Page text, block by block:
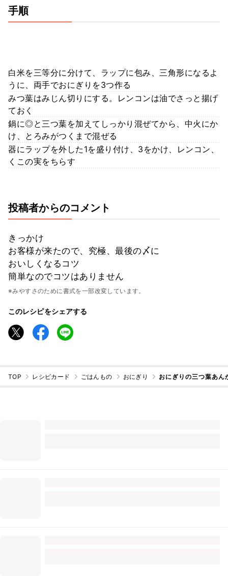
手順
白米を三等分に分けて、ラップに包み、三角形になるよ
うに、両手でおにぎりを3つ作る
みつ葉はみじん切りにする。レンコンは油でさっと揚げ
ておく
鍋に◎と三つ葉を加えてしっかり混ぜてから、中火にか
け、とろみがつくまで混ぜる
器にラップを外した1を盛り付け、3をかけ、レンコン、
くこの実をちらす
投稿者からのコメント
きっかけ
お客様が来たので、究極、最後の〆に
おいしくなるコツ
簡単なのでコツはありません
※みやすさのために書式を一部改変しています。
このレシピをシェアする
TOP レシピカード ごはんもの おにぎり おにぎりの三つ葉あん